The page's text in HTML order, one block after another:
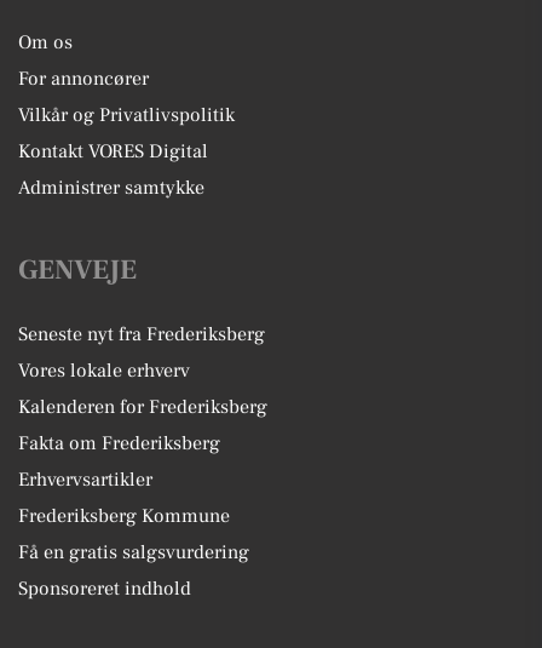
Om os
For annoncører
Vilkår og Privatlivspolitik
Kontakt VORES Digital
Administrer samtykke
GENVEJE
Seneste nyt fra Frederiksberg
Vores lokale erhverv
Kalenderen for Frederiksberg
Fakta om Frederiksberg
Erhvervsartikler
Frederiksberg Kommune
Få en gratis salgsvurdering
Sponsoreret indhold